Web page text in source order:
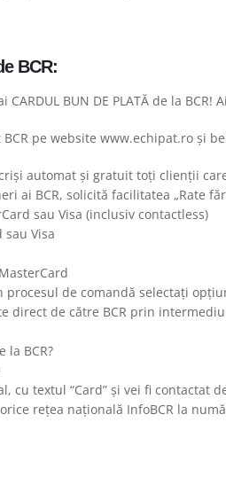
BCR:
BUN DE PLATĂ de la
pe website www.echipat.ro și
automat şi gratuit toţi clienţii
ai BCR, solicită facilitatea „Rate
sau Visa (inclusiv contactless)
sau Visa
de comandă selectați
direct de către BCR prin
la BCR?
cu textul “Card” şi vei fi contactat
reţea naţională InfoBCR la